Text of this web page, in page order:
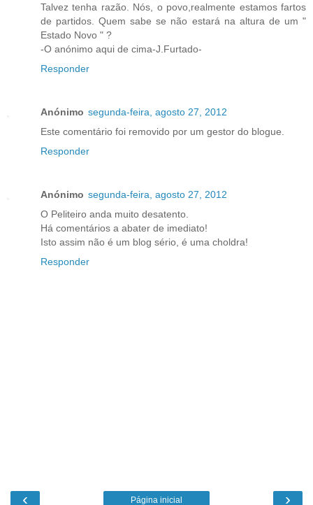
Talvez tenha razão. Nós, o povo,realmente estamos fartos
de partidos. Quem sabe se não estará na altura de um "
Estado Novo " ?
-O anónimo aqui de cima-J.Furtado-
Responder
Anónimo segunda-feira, agosto 27, 2012
Este comentário foi removido por um gestor do blogue.
Responder
Anónimo segunda-feira, agosto 27, 2012
O Peliteiro anda muito desatento.
Há comentários a abater de imediato!
Isto assim não é um blog sério, é uma choldra!
Responder
‹ ›
Página inicial